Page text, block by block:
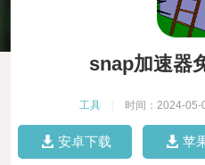
snap加速器
工具 时间：2024-05-
安卓下载 苹